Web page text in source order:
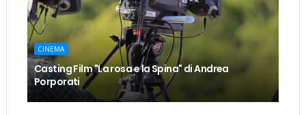
CINEMA
Casting Film "La rosa e la Spina" di Andrea
Porporati